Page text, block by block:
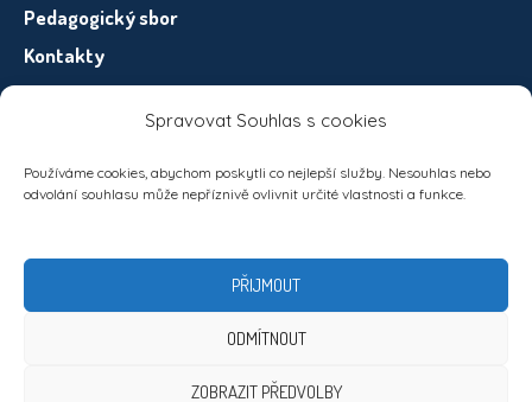
Spravovat Souhlas s cookies
Používáme cookies, abychom poskytli co nejlepší služby. Nesouhlas nebo
odvolání souhlasu může nepříznivě ovlivnit určité vlastnosti a funkce.
PŘIJMOUT
ODMÍTNOUT
ZOBRAZIT PŘEDVOLBY
Pedagogický sbor
Kontakty
Informace pro subjekty osobních údajů – GDPR